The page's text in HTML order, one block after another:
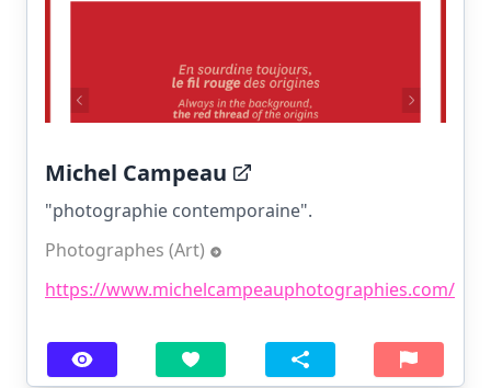
Michel Campeau
"photographie contemporaine".
Photographes (Art)
https://www.michelcampeauphotographies.com/